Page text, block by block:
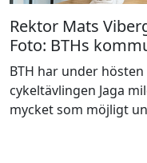
Rektor Mats
Foto: BTHs
BTH har under
cykeltävlingen Jaga
mycket som möjligt